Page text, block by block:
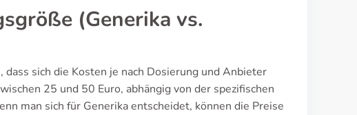
(Generika vs.
sich die Kosten je nach Dosierung und Anbieter
25 und 50 Euro, abhängig von der spezifischen
man sich für Generika entscheidet, können die Preise